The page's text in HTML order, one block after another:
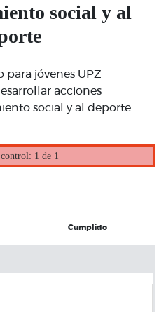
social y al
para jóvenes UPZ
acciones
social y al deporte
1 de 1
Cumplido